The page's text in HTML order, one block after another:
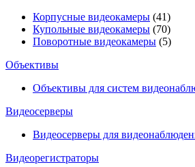
Корпусные видеокамеры (41)
Купольные видеокамеры (70)
Поворотные видеокамеры (5)
Объективы
Объективы для систем
Видеосерверы
Видеосерверы для
Видеорегистраторы